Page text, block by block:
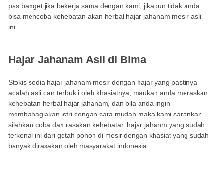
pas banget jika bekerja sama dengan kami, jikapun tidak anda
bisa mencoba kehebatan akan herbal hajar jahanam mesir asli
ini.
Hajar Jahanam Asli di Bima
Stokis sedia hajar jahanam mesir dengan hajar yang pastinya
adalah asli dan terbukti oleh khasiatnya, maukan anda meraskan
kehebatan herbal hajar jahanam, dan bila anda ingin
membahagiakan istri dengan cara mudah maka kami sarankan
silahkan coba dan rasakan kehebatan hajar jahanm yang sudah
terkenal ini dari getah pohon di mesir dengan khasiat yang sudah
banyak dirasakan oleh masyarakat indonesia.